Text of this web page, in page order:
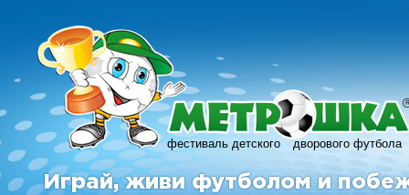
фестиваль детского дворового футбола
R
Играй, живи футболом и